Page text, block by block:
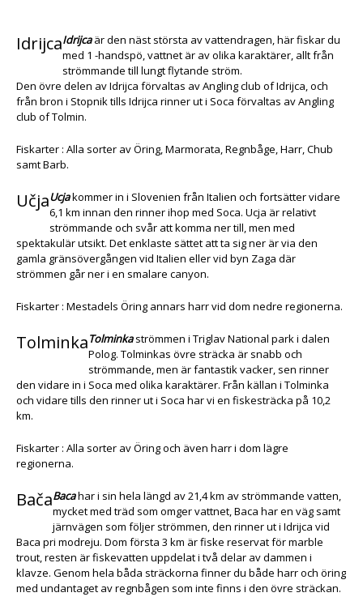
IdrijcaIdrijcaär den näst största av vattendragen, här fiskar du
med 1 -handspö, vattnet är av olika karaktärer, allt från
strömmande till lungt flytande ström.
Den övre delen av Idrijca förvaltas av Angling club of Idrijca, och
från bron i Stopnik tills Idrijca rinner ut i Soca förvaltas av Angling
club of Tolmin.
Fiskarter : Alla sorter av Öring, Marmorata, Regnbåge, Harr, Chub
samt Barb.
UčjaUcjakommer in i Slovenien från Italien och fortsätter vidare
6,1 km innan den rinner ihop med Soca. Ucja är relativt
strömmande och svår att komma ner till, men med
spektakulär utsikt. Det enklaste sättet att ta sig ner är via den
gamla gränsövergången vid Italien eller vid byn Zaga där
strömmen går ner i en smalare canyon.
Fiskarter : Mestadels Öring annars harr vid dom nedre regionerna.
TolminkaTolminkaströmmen i Triglav National park i dalen
Polog. Tolminkas övre sträcka är snabb och
strömmande, men är fantastik vacker, sen rinner
den vidare in i Soca med olika karaktärer. Från källan i Tolminka
och vidare tills den rinner ut i Soca har vi en fiskesträcka på 10,2
km.
Fiskarter : Alla sorter av Öring och även harr i dom lägre
regionerna.
BačaBacahar i sin hela längd av 21,4 km av strömmande vatten,
mycket med träd som omger vattnet, Baca har en väg samt
järnvägen som följer strömmen, den rinner ut i Idrijca vid
Baca pri modreju. Dom första 3 km är fiske reservat för marble
trout, resten är fiskevatten uppdelat i två delar av dammen i
klavze. Genom hela båda sträckorna finner du både harr och öring
med undantaget av regnbågen som inte finns i den övre sträckan.